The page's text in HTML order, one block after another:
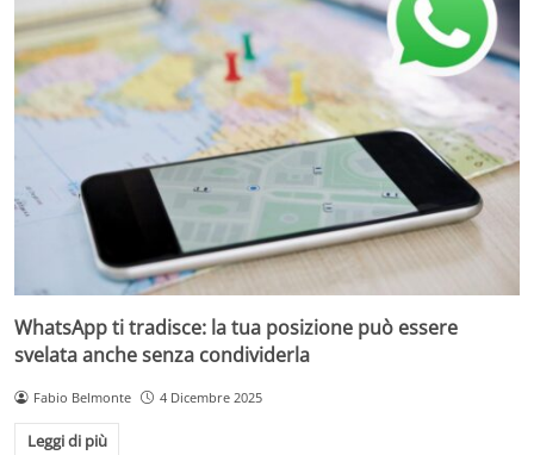
WhatsApp ti tradisce: la tua posizione può essere
svelata anche senza condividerla
Fabio Belmonte 4 Dicembre 2025
Leggi di più